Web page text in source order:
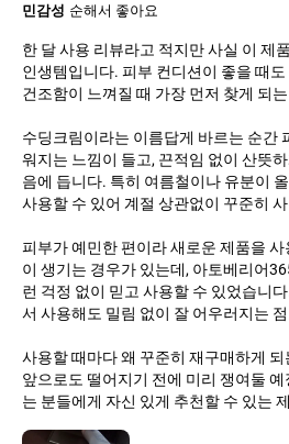
민감성 순해서 좋아요
한 달 사용 리뷰라고 적지만 사실 이 제
인생템입니다. 피부 컨디션이 좋을 때
건조함이 느껴질 때 가장 먼저 찾게 되
수딩크림이라는 이름답게 바르는 순간
워지는 느낌이 들고, 끈적임 없이 산뜻
음에 듭니다. 특히 여름철이나 유분이
사용할 수 있어 계절 상관없이 꾸준히
피부가 예민한 편이라 새로운 제품을
이 생기는 경우가 있는데, 아토베리어
런 걱정 없이 믿고 사용할 수 있었습니
서 사용해도 밀림 없이 잘 어우러지는
사용할 때마다 왜 꾸준히 재구매하게
앞으로도 떨어지기 전에 미리 쟁여둘
는 분들에게 자신 있게 추천할 수 있는